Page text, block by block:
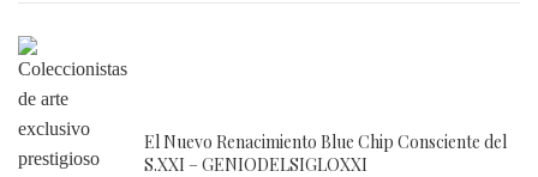
El Nuevo Renacimiento Blue Chip Consciente del
S.XXI – GENIODELSIGLOXXI